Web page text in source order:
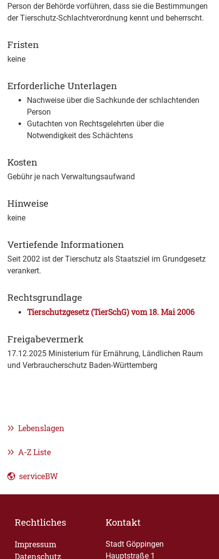
Person der Behörde vorführen, dass sie die Bestimmungen
der Tierschutz-Schlachtverordnung kennt und beherrscht.
Fristen
keine
Erforderliche Unterlagen
Nachweise über die Sachkunde der schlachtenden
Person
Gutachten von Rechtsgelehrten über die
Notwendigkeit des Schächtens
Kosten
Gebühr je nach Verwaltungsaufwand
Hinweise
keine
Vertiefende Informationen
Seit 2002 ist der Tierschutz als Staatsziel im Grundgesetz
verankert.
Rechtsgrundlage
Tierschutzgesetz (TierSchG) vom 18. Mai 2006
Freigabevermerk
17.12.2025 Ministerium für Ernährung, Ländlichen Raum
und Verbraucherschutz Baden-Württemberg
Lebenslagen
A-Z Liste
serviceBW
Rechtliches
Impressum
Datenschutz
Kontakt
Stadt Göppingen
Hauptstraße 1